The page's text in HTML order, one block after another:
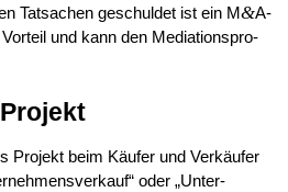
Tatsa­chen geschul­det ist ein M&A-
und kann den Media­ti­ons­pro­
Projekt beim Käufer und Verkäu­fer
oder „Unter­